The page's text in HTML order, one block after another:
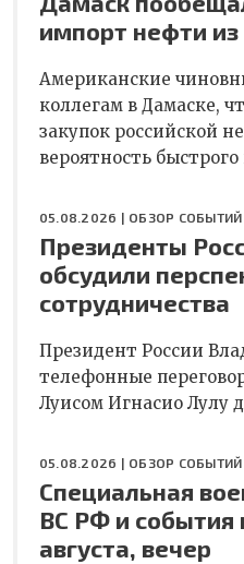
импорт нефти из
Американские
коллегам в Дамаске,
закупок российской
вероятность
05.08.2026 | ОБЗОР СОБЫТИЙ
Президенты
обсудили
сотрудничества
Президент России
телефонные
Луисом Игнасио Лулу
05.08.2026 | ОБЗОР СОБЫТИЙ
Специальная
ВС РФ и события
августа, вечер